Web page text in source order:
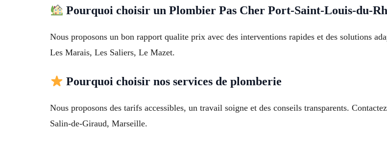
Pourquoi choisir un Plombier Pas Cher Port-Saint-Louis-du-
Nous proposons un bon rapport qualite prix avec des interventions rapides et des solutions
Les Marais, Les Saliers, Le Mazet.
Pourquoi choisir nos services de plomberie
Nous proposons des tarifs accessibles, un travail soigne et des conseils transparents.
Salin-de-Giraud, Marseille.